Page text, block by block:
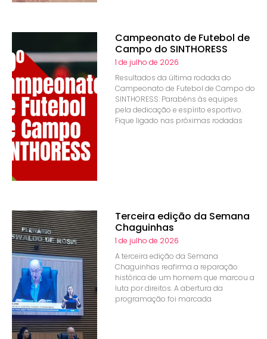
Campeonato de Futebol de
Campo do SINTHORESS
1 de julho de 2026
Resultados da última rodada do
Campeonato de Futebol de Campo do
SINTHORESS: Parabéns às equipes
pela dedicação e espírito esportivo.
Fique ligado nas próximas rodadas
Terceira edição da Semana
Chaguinhas
1 de julho de 2026
A terceira edição da Semana
Chaguinhas reafirma a reparação
histórica de um homem que marcou a
luta por direitos. A abertura da
programação foi marcada